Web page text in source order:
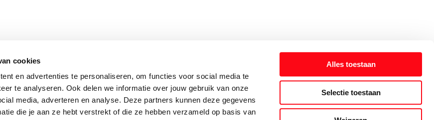
cookies
en advertenties te personaliseren, om functies voor social media te
te analyseren. Ook delen we informatie over jouw gebruik van onze
media, adverteren en analyse. Deze partners kunnen deze gegevens
die je aan ze hebt verstrekt of die ze hebben verzameld op basis van
Alles toestaan
Selectie toestaan
nieuwsbrief